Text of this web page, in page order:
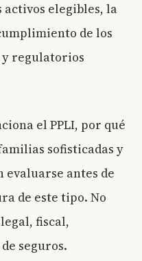
elegibles, la
de los
y regulatorios
el PPLI, por qué
sofisticadas y
evaluarse antes de
de este tipo. No
fiscal,
seguros.